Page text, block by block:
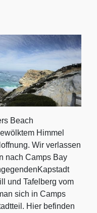
Beach
Himmel
Wir verlassen
nach Camps Bay
und Tafelberg vom
sich in Camps
Hier befinden